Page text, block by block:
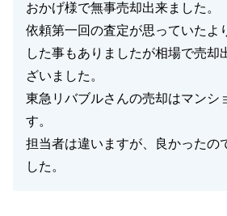
おかげ様で無事売却出来ました。
依頼第一回の査定が思っていたよ
した事もありましたが相場で売却
ざいました。
東急リバブルさんの売却はマンシ
す。
担当者は違いますが、良かったの
した。